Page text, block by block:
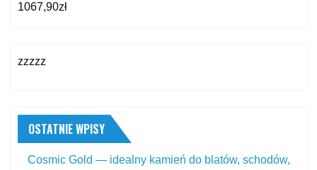
1067,90zł
zzzzz
OSTATNIE WPISY
Cosmic Gold — idealny kamień do blatów, schodów,